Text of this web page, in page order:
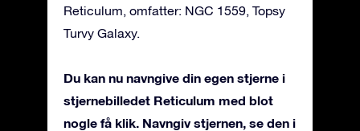
Reticulum, omfatter: NGC 1559, Topsy
Turvy Galaxy.
Du kan nu navngive din egen stjerne i
stjernebilledet Reticulum med blot
nogle få klik. Navngiv stjernen, se den i